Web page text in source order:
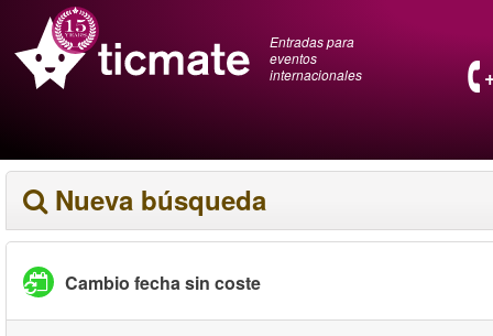
Entradas para
eventos
internacionales
Nueva búsqueda
Cambio fecha sin coste